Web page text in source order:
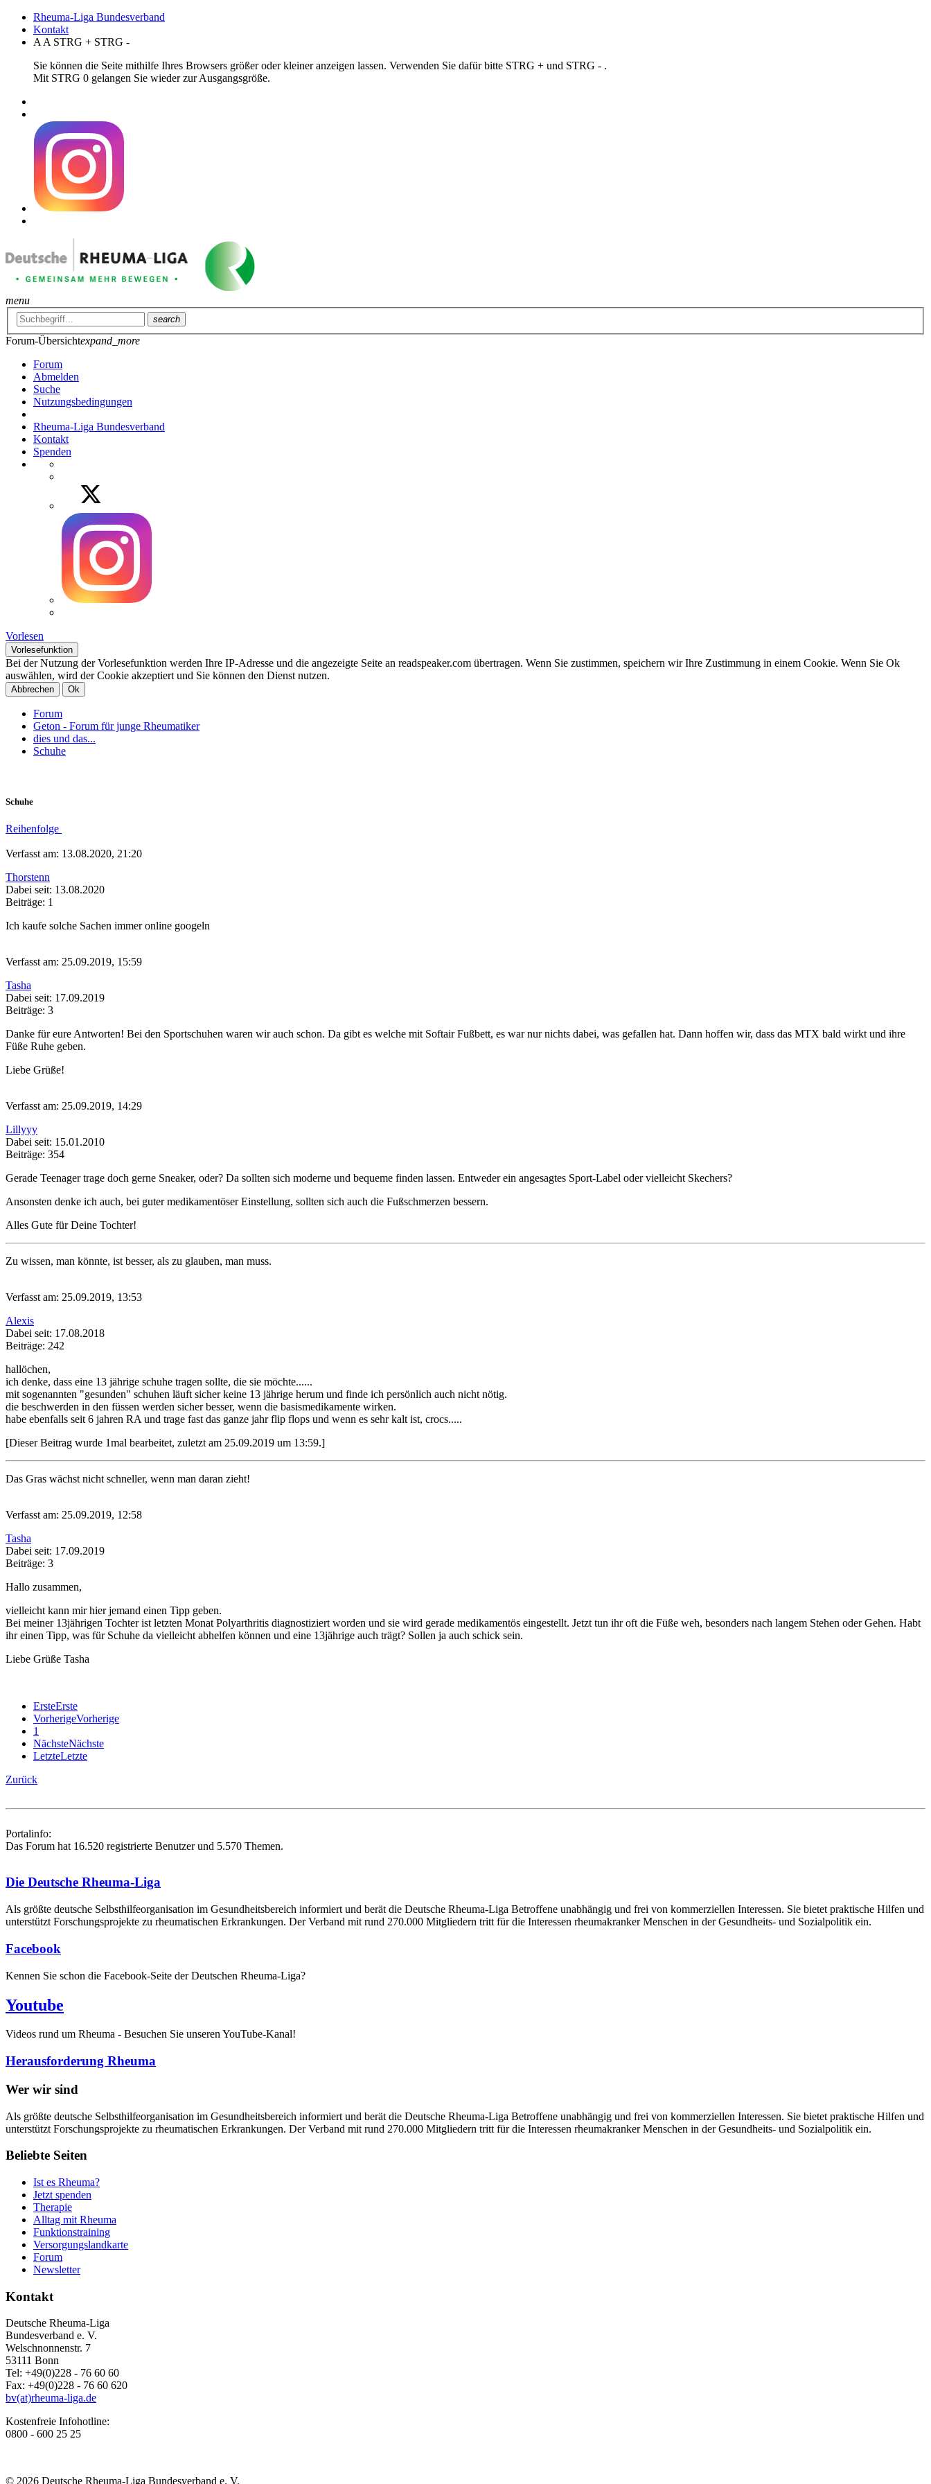
Rheuma-Liga Bundesverband
Kontakt
A A STRG + STRG -
Sie können die Seite mithilfe Ihres Browsers größer oder kleiner anzeigen lassen. Verwenden Sie dafür bitte STRG + und STRG - .
Mit STRG 0 gelangen Sie wieder zur Ausgangsgröße.
menu
search
Forum-Übersichtexpand_more
Forum
Abmelden
Suche
Nutzungsbedingungen
Rheuma-Liga Bundesverband
Kontakt
Spenden
Vorlesen
Vorlesefunktion
Bei der Nutzung der Vorlesefunktion werden Ihre IP-Adresse und die angezeigte Seite an readspeaker.com übertragen. Wenn Sie zustimmen, speichern wir Ihre Zustimmung in einem Cookie. Wenn Sie Ok
auswählen, wird der Cookie akzeptiert und Sie können den Dienst nutzen.
Abbrechen Ok
Forum
Geton - Forum für junge Rheumatiker
dies und das...
Schuhe
Schuhe
Reihenfolge
Verfasst am: 13.08.2020, 21:20
Thorstenn
Dabei seit: 13.08.2020
Beiträge: 1
Ich kaufe solche Sachen immer online googeln
Verfasst am: 25.09.2019, 15:59
Tasha
Dabei seit: 17.09.2019
Beiträge: 3
Danke für eure Antworten! Bei den Sportschuhen waren wir auch schon. Da gibt es welche mit Softair Fußbett, es war nur nichts dabei, was gefallen hat. Dann hoffen wir, dass das MTX bald wirkt und ihre
Füße Ruhe geben.
Liebe Grüße!
Verfasst am: 25.09.2019, 14:29
Lillyyy
Dabei seit: 15.01.2010
Beiträge: 354
Gerade Teenager trage doch gerne Sneaker, oder? Da sollten sich moderne und bequeme finden lassen. Entweder ein angesagtes Sport-Label oder vielleicht Skechers?
Ansonsten denke ich auch, bei guter medikamentöser Einstellung, sollten sich auch die Fußschmerzen bessern.
Alles Gute für Deine Tochter!
Zu wissen, man könnte, ist besser, als zu glauben, man muss.
Verfasst am: 25.09.2019, 13:53
Alexis
Dabei seit: 17.08.2018
Beiträge: 242
hallöchen,
ich denke, dass eine 13 jährige schuhe tragen sollte, die sie möchte......
mit sogenannten "gesunden" schuhen läuft sicher keine 13 jährige herum und finde ich persönlich auch nicht nötig.
die beschwerden in den füssen werden sicher besser, wenn die basismedikamente wirken.
habe ebenfalls seit 6 jahren RA und trage fast das ganze jahr flip flops und wenn es sehr kalt ist, crocs.....
[Dieser Beitrag wurde 1mal bearbeitet, zuletzt am 25.09.2019 um 13:59.]
Das Gras wächst nicht schneller, wenn man daran zieht!
Verfasst am: 25.09.2019, 12:58
Tasha
Dabei seit: 17.09.2019
Beiträge: 3
Hallo zusammen,
vielleicht kann mir hier jemand einen Tipp geben.
Bei meiner 13jährigen Tochter ist letzten Monat Polyarthritis diagnostiziert worden und sie wird gerade medikamentös eingestellt. Jetzt tun ihr oft die Füße weh, besonders nach langem Stehen oder Gehen. Habt
ihr einen Tipp, was für Schuhe da vielleicht abhelfen können und eine 13jährige auch trägt? Sollen ja auch schick sein.
Liebe Grüße Tasha
ErsteErste
VorherigeVorherige
1
NächsteNächste
LetzteLetzte
Zurück
Portalinfo:
Das Forum hat 16.520 registrierte Benutzer und 5.570 Themen.
Die Deutsche Rheuma-Liga
Als größte deutsche Selbsthilfe­organisation im Gesundheitsbereich informiert und berät die Deutsche Rheuma-Liga Betroffene unabhängig und frei von kommerziellen Interessen. Sie bietet praktische Hilfen und
unterstützt Forschungsprojekte zu rheumatischen Erkrankungen. Der Verband mit rund 270.000 Mitgliedern tritt für die Interessen rheumakranker Menschen in der Gesundheits- und Sozialpolitik ein.
Facebook
Kennen Sie schon die Facebook-Seite der Deutschen Rheuma-Liga?
Youtube
Videos rund um Rheuma - Besuchen Sie unseren YouTube-Kanal!
Herausforderung Rheuma
Wer wir sind
Als größte deutsche Selbsthilfeorganisation im Gesundheitsbereich informiert und berät die Deutsche Rheuma-Liga Betroffene unabhängig und frei von kommerziellen Interessen. Sie bietet praktische Hilfen und
unterstützt Forschungsprojekte zu rheumatischen Erkrankungen. Der Verband mit rund 270.000 Mitgliedern tritt für die Interessen rheumakranker Menschen in der Gesundheits- und Sozialpolitik ein.
Beliebte Seiten
Ist es Rheuma?
Jetzt spenden
Therapie
Alltag mit Rheuma
Funktionstraining
Versorgungslandkarte
Forum
Newsletter
Kontakt
Deutsche Rheuma-Liga
Bundesverband e. V.
Welschnonnenstr. 7
53111 Bonn
Tel: +49(0)228 - 76 60 60
Fax: +49(0)228 - 76 60 620
bv(at)rheuma-liga.de
Kostenfreie Infohotline:
0800 - 600 25 25
© 2026 Deutsche Rheuma-Liga Bundesverband e. V.